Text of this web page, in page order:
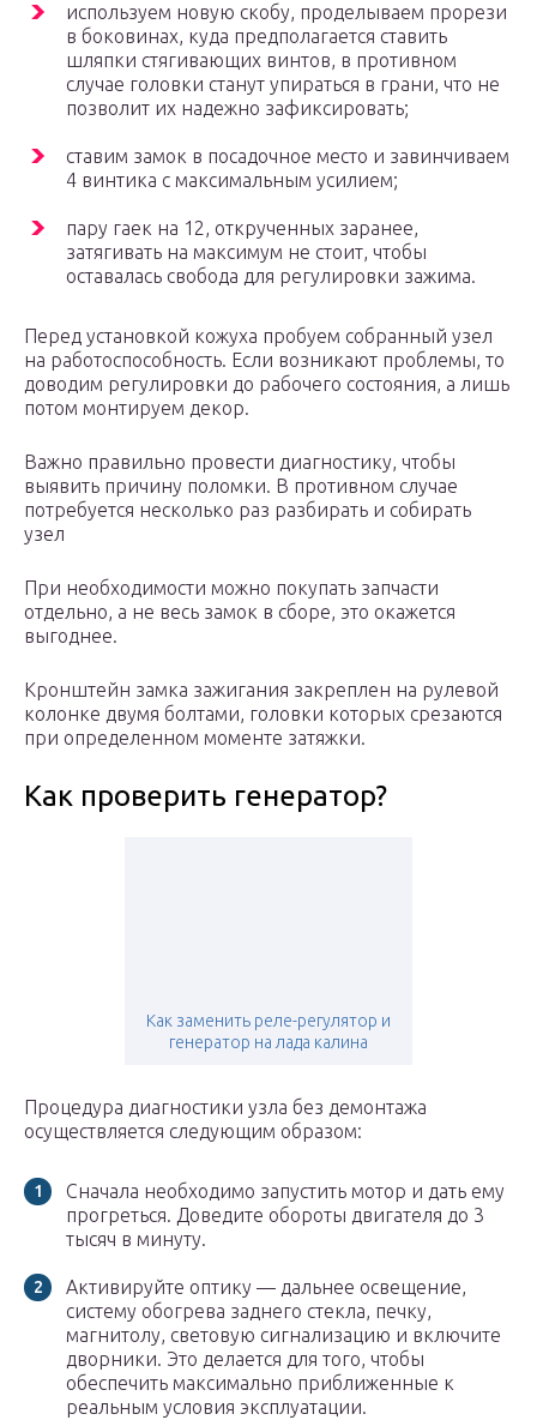
используем новую скобу, проделываем прорези
в боковинах, куда предполагается ставить
шляпки стягивающих винтов, в противном
случае головки станут упираться в грани, что не
позволит их надежно зафиксировать;
ставим замок в посадочное место и завинчиваем
4 винтика с максимальным усилием;
пару гаек на 12, открученных заранее,
затягивать на максимум не стоит, чтобы
оставалась свобода для регулировки зажима.
Перед установкой кожуха пробуем собранный узел
на работоспособность. Если возникают проблемы, то
доводим регулировки до рабочего состояния, а лишь
потом монтируем декор.
Важно правильно провести диагностику, чтобы
выявить причину поломки. В противном случае
потребуется несколько раз разбирать и собирать
узел
При необходимости можно покупать запчасти
отдельно, а не весь замок в сборе, это окажется
выгоднее.
Кронштейн замка зажигания закреплен на рулевой
колонке двумя болтами, головки которых срезаются
при определенном моменте затяжки.
Как проверить генератор?
Как заменить реле-регулятор и
генератор на лада калина
Процедура диагностики узла без демонтажа
осуществляется следующим образом:
Сначала необходимо запустить мотор и дать ему
прогреться. Доведите обороты двигателя до 3
тысяч в минуту.
Активируйте оптику — дальнее освещение,
систему обогрева заднего стекла, печку,
магнитолу, световую сигнализацию и включите
дворники. Это делается для того, чтобы
обеспечить максимально приближенные к
реальным условия эксплуатации.